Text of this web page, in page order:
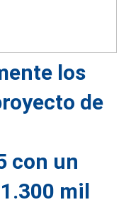
los
de
con un
mil